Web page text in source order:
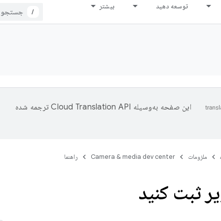
توسعه دهید بیشتر
/
این صفحه به‌وسیله ترجمه شده
ملزومات Camera & media dev center راهنما
ثبت کنید